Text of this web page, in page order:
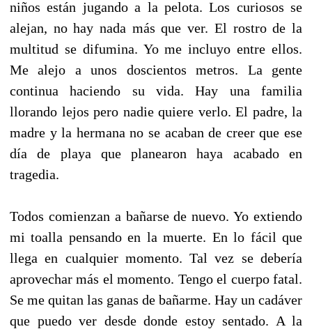
niños están jugando a la pelota. Los curiosos se
alejan, no hay nada más que ver. El rostro de la
multitud se difumina. Yo me incluyo entre ellos.
Me alejo a unos doscientos metros. La gente
continua haciendo su vida. Hay una familia
llorando lejos pero nadie quiere verlo. El padre, la
madre y la hermana no se acaban de creer que ese
día de playa que planearon haya acabado en
tragedia.
Todos comienzan a bañarse de nuevo. Yo extiendo
mi toalla pensando en la muerte. En lo fácil que
llega en cualquier momento. Tal vez se debería
aprovechar más el momento. Tengo el cuerpo fatal.
Se me quitan las ganas de bañarme. Hay un cadáver
que puedo ver desde donde estoy sentado. A la